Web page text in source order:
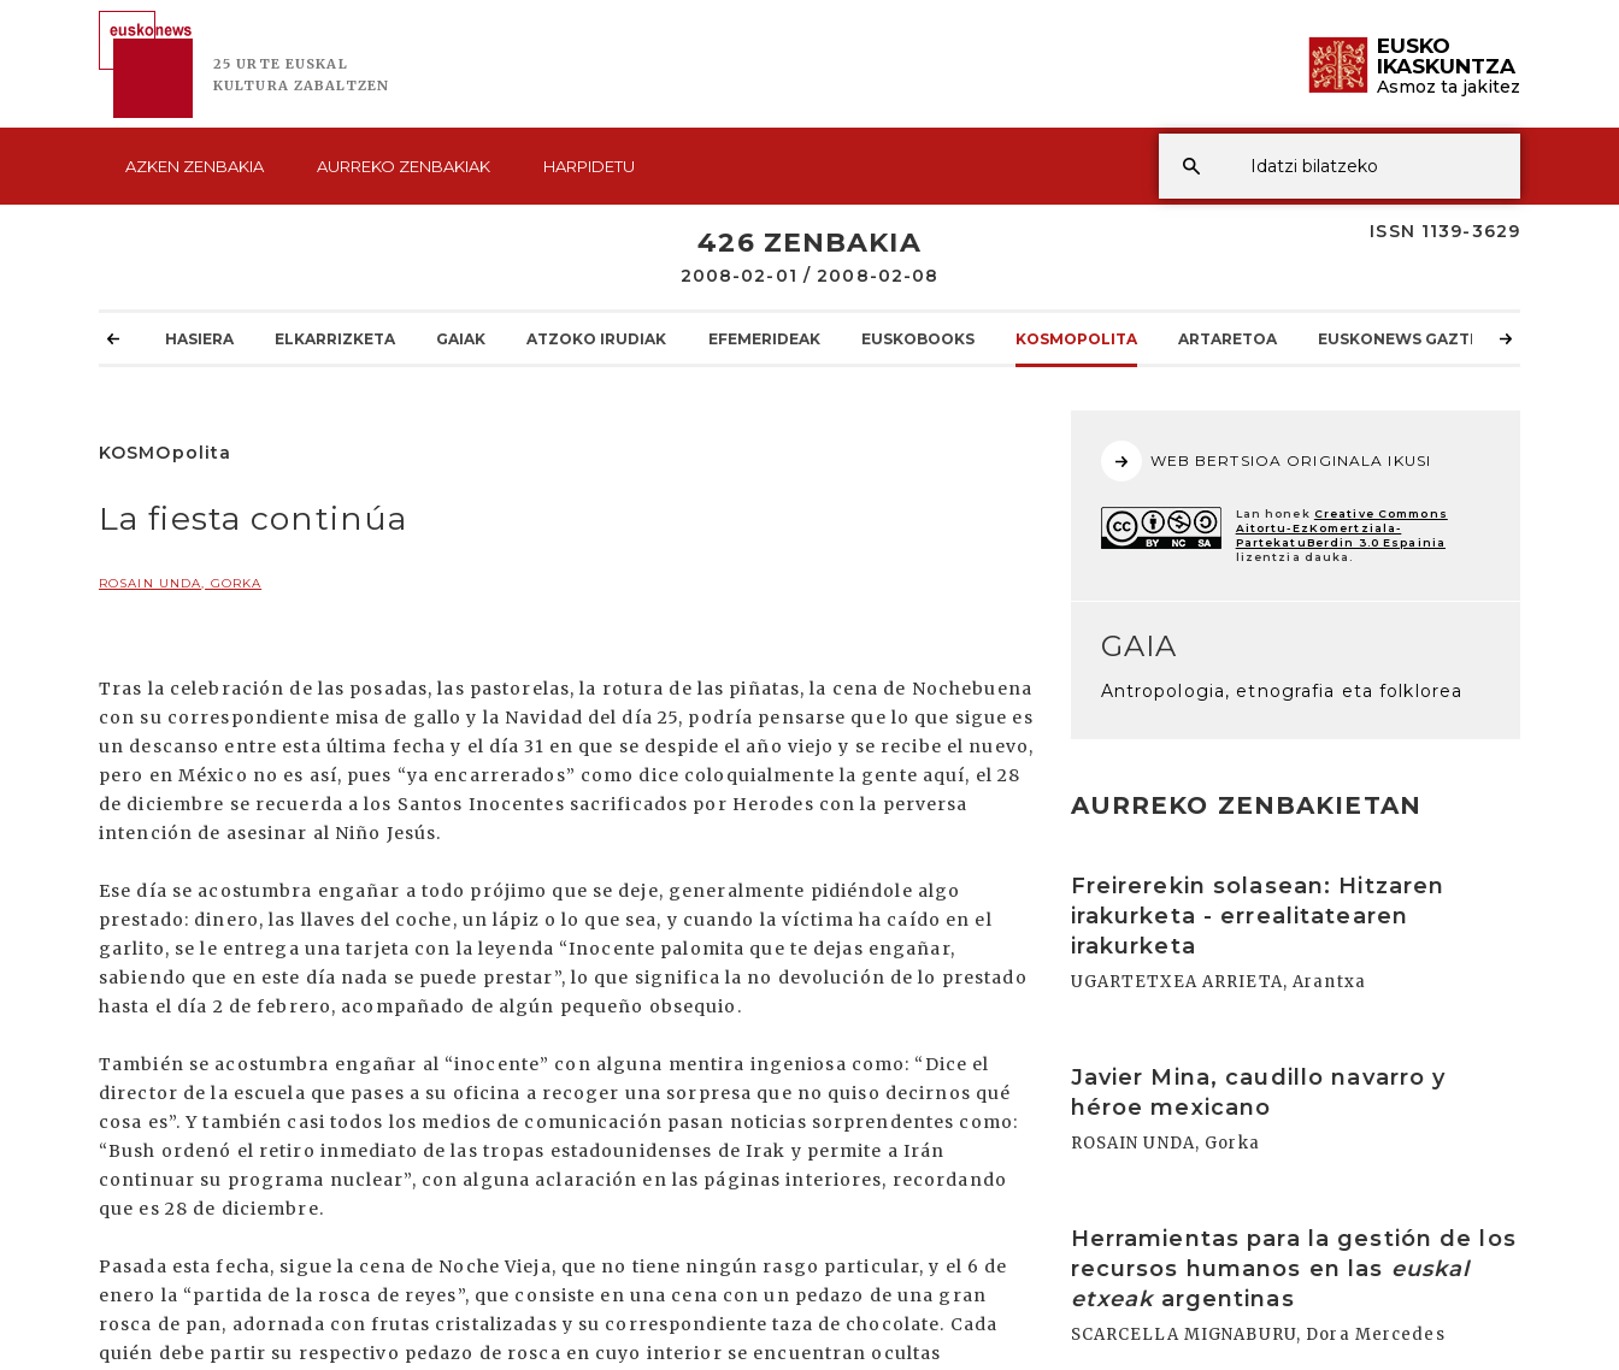
25 URTE EUSKAL
KULTURA ZABALTZEN
EUSKO
IKASKUNTZA
Asmoz ta jakitez
AZKEN ZENBAKIA AURREKO ZENBAKIAK HARPIDETU
ISSN 1139-3629
426 ZENBAKIA
2008-02-01 / 2008-02-08
HASIERA ELKARRIZKETA GAIAK ATZOKO IRUDIAK EFEMERIDEAK EUSKOBOOKS KOSMOPOLITA ARTARETOA EUSKONEWS GAZTEA
KOSMOpolita
La fiesta continúa
ROSAIN UNDA, GORKA
Tras la celebración de las posadas, las pastorelas, la rotura de las piñatas, la cena de Nochebuena
con su correspondiente misa de gallo y la Navidad del día 25, podría pensarse que lo que sigue es
un descanso entre esta última fecha y el día 31 en que se despide el año viejo y se recibe el nuevo,
pero en México no es así, pues “ya encarrerados” como dice coloquialmente la gente aquí, el 28
de diciembre se recuerda a los Santos Inocentes sacrificados por Herodes con la perversa
intención de asesinar al Niño Jesús.
Ese día se acostumbra engañar a todo prójimo que se deje, generalmente pidiéndole algo
prestado: dinero, las llaves del coche, un lápiz o lo que sea, y cuando la víctima ha caído en el
garlito, se le entrega una tarjeta con la leyenda “Inocente palomita que te dejas engañar,
sabiendo que en este día nada se puede prestar”, lo que significa la no devolución de lo prestado
hasta el día 2 de febrero, acompañado de algún pequeño obsequio.
También se acostumbra engañar al “inocente” con alguna mentira ingeniosa como: “Dice el
director de la escuela que pases a su oficina a recoger una sorpresa que no quiso decirnos qué
cosa es”. Y también casi todos los medios de comunicación pasan noticias sorprendentes como:
“Bush ordenó el retiro inmediato de las tropas estadounidenses de Irak y permite a Irán
continuar su programa nuclear”, con alguna aclaración en las páginas interiores, recordando
que es 28 de diciembre.
Pasada esta fecha, sigue la cena de Noche Vieja, que no tiene ningún rasgo particular, y el 6 de
enero la “partida de la rosca de reyes”, que consiste en una cena con un pedazo de una gran
rosca de pan, adornada con frutas cristalizadas y su correspondiente taza de chocolate. Cada
quién debe partir su respectivo pedazo de rosca en cuyo interior se encuentran ocultas
WEB BERTSIOA ORIGINALA IKUSI
Lan honek Creative Commons
Aitortu-EzKomertziala-
PartekatuBerdin 3.0 Espainia
lizentzia dauka.
GAIA
Antropologia, etnografia eta folklorea
AURREKO ZENBAKIETAN
Freirerekin solasean: Hitzaren
irakurketa - errealitatearen
irakurketa
UGARTETXEA ARRIETA, Arantxa
Javier Mina, caudillo navarro y
héroe mexicano
ROSAIN UNDA, Gorka
Herramientas para la gestión de los
recursos humanos en las euskal
etxeakargentinas
SCARCELLA MIGNABURU, Dora Mercedes